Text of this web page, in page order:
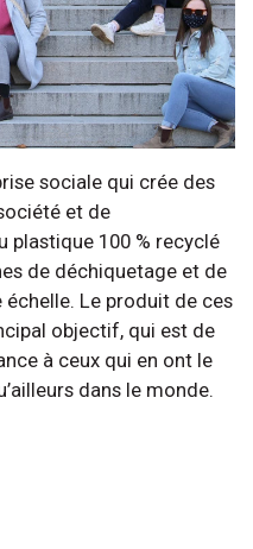
sociale qui crée des
et de
plastique 100 % recyclé
de déchiquetage et de
Le produit de ces
objectif, qui est de
à ceux qui en ont le
dans le monde.